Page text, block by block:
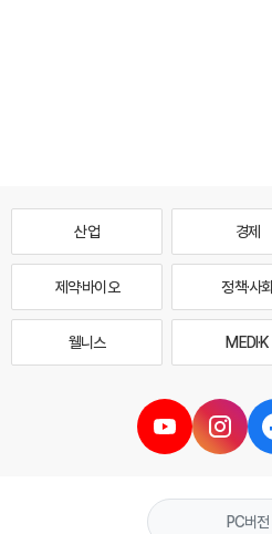
산업 경제
제약·바이오 정책·사회
웰니스 MEDI·K
PC버전